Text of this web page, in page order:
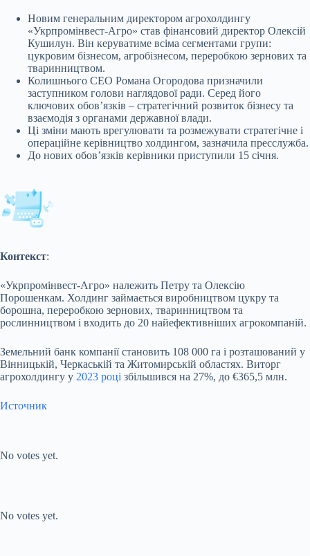
Новим генеральним директором агрохолдингу
«Укрпромінвест-Агро» став фінансовий директор Олексій
Кушилун. Він керуватиме всіма сегментами групи:
цукровим бізнесом, агробізнесом, переробкою зернових та
тваринництвом.
Колишнього СЕО Романа Огородова призначили
заступником голови наглядової ради. Серед його
ключових обов’язків – стратегічний розвиток бізнесу та
взаємодія з органами державної влади.
Ці зміни мають врегулювати та розмежувати стратегічне і
операційне керівництво холдингом, зазначила пресслужба.
До нових обов’язків керівники приступили 15 січня.
Контекст:
«Укрпромінвест-Агро» належить Петру та Олексію
Порошенкам. Холдинг займається виробництвом цукру та
борошна, переробкою зернових, тваринництвом та
рослинництвом і входить до 20 найефективніших агрокомпаній.
Земельний банк компанії становить 108 000 га і розташований у
Вінницькій, Черкаській та Житомирській областях. Виторг
агрохолдингу у 2023 році збільшився на 27%, до €365,5 млн.
Источник
No votes yet.
No votes yet.